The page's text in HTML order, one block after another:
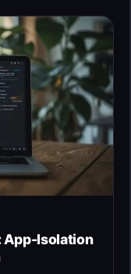
App-Isolation